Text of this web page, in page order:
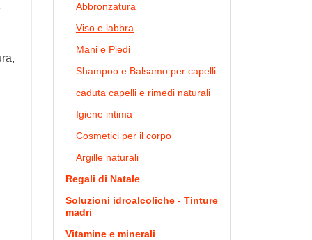
Abbronzatura
Viso e labbra
Mani e Piedi
Shampoo e Balsamo per capelli
caduta capelli e rimedi naturali
Igiene intima
Cosmetici per il corpo
Argille naturali
Regali di Natale
Soluzioni idroalcoliche - Tinture
madri
Vitamine e minerali